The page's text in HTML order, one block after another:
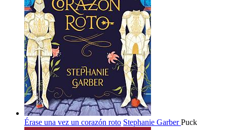
Érase una vez un corazón roto Stephanie GarberPuck